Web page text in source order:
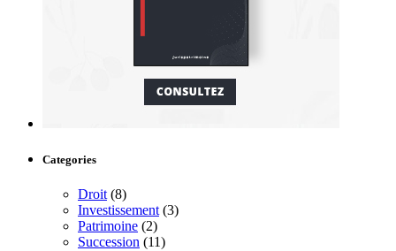
Categories
Droit (8)
Investissement (3)
Patrimoine (2)
Succession (11)